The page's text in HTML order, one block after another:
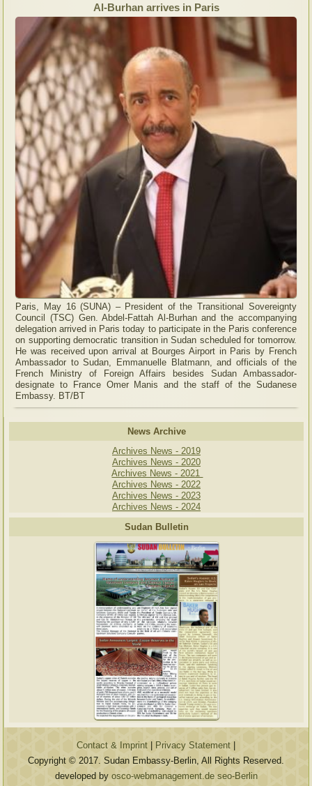
Al-Burhan arrives in Paris
Paris, May 16 (SUNA) – President of the Transitional Sovereignty
Council (TSC) Gen. Abdel-Fattah Al-Burhan and the accompanying
delegation arrived in Paris today to participate in the Paris conference
on supporting democratic transition in Sudan scheduled for tomorrow.
He was received upon arrival at Bourges Airport in Paris by French
Ambassador to Sudan, Emmanuelle Blatmann, and officials of the
French Ministry of Foreign Affairs besides Sudan Ambassador-
designate to France Omer Manis and the staff of the Sudanese
Embassy. BT/BT
News Archive
Archives News - 2019
Archives News - 2020
Archives News - 2021
Archives News - 2022
Archives News - 2023
Archives News - 2024
Sudan Bulletin
Contact & Imprint | Privacy Statement |
Copyright © 2017. Sudan Embassy-Berlin, All Rights Reserved.
developed by osco-webmanagement.de seo-Berlin